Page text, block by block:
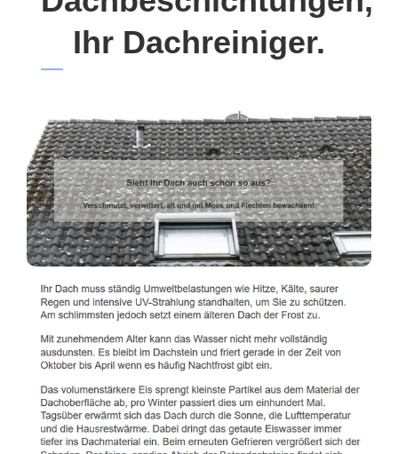
Ihr Dachreiniger.